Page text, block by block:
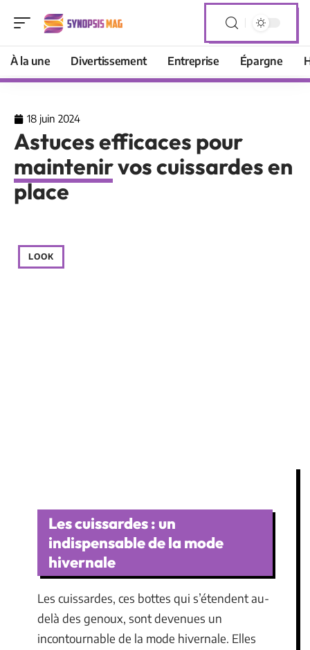
À la une Divertissement Entreprise Épargne
18 juin 2024
Astuces efficaces pour
maintenir vos cuissardes en
place
LOOK
Les cuissardes : un
indispensable de la mode
hivernale
Les cuissardes, ces bottes qui s’étendent au-
delà des genoux, sont devenues un
incontournable de la mode hivernale. Elles